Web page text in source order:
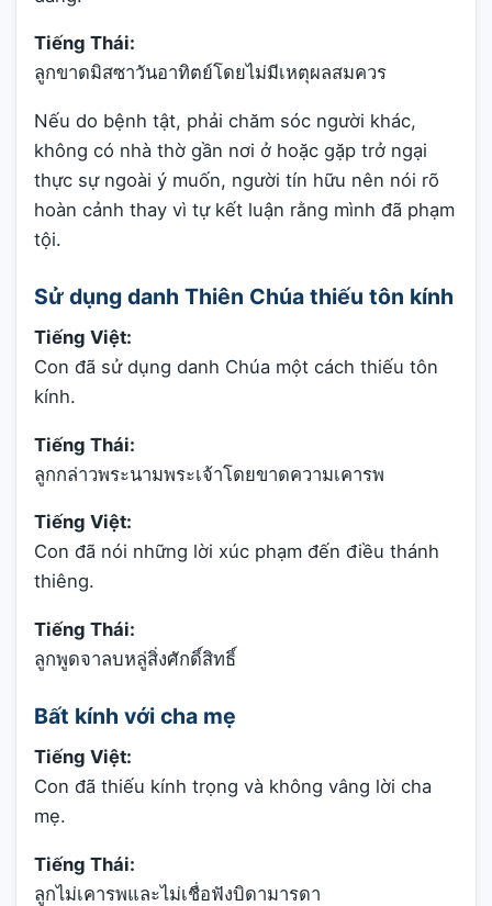
Tiếng Thái:
ลูกขาดมิสซาวันอาทิตย์โดยไม่มีเหตุผลสมควร
Nếu do bệnh tật, phải chăm sóc người khác,
không có nhà thờ gần nơi ở hoặc gặp trở ngại
thực sự ngoài ý muốn, người tín hữu nên nói rõ
hoàn cảnh thay vì tự kết luận rằng mình đã phạm
tội.
Sử dụng danh Thiên Chúa thiếu tôn kính
Tiếng Việt:
Con đã sử dụng danh Chúa một cách thiếu tôn
kính.
Tiếng Thái:
ลูกกล่าวพระนามพระเจ้าโดยขาดความเคารพ
Tiếng Việt:
Con đã nói những lời xúc phạm đến điều thánh
thiêng.
Tiếng Thái:
ลูกพูดจาลบหลู่สิ่งศักดิ์สิทธิ์
Bất kính với cha mẹ
Tiếng Việt:
Con đã thiếu kính trọng và không vâng lời cha
mẹ.
Tiếng Thái:
ลูกไม่เคารพและไม่เชื่อฟังบิดามารดา